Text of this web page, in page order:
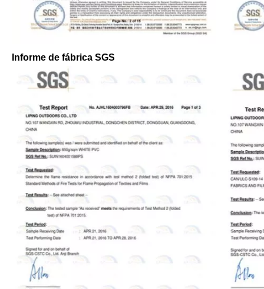
Informe de fábrica SGS